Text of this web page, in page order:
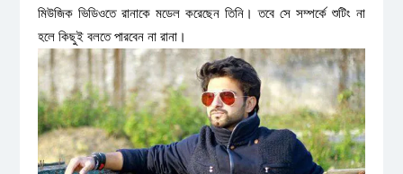
মিউজিক ভিডিওতে রানাকে মডেল করেছেন তিনি। তবে সে সম্পর্কে শুটিং না
হলে কিছুই বলতে পারবেন না রানা।